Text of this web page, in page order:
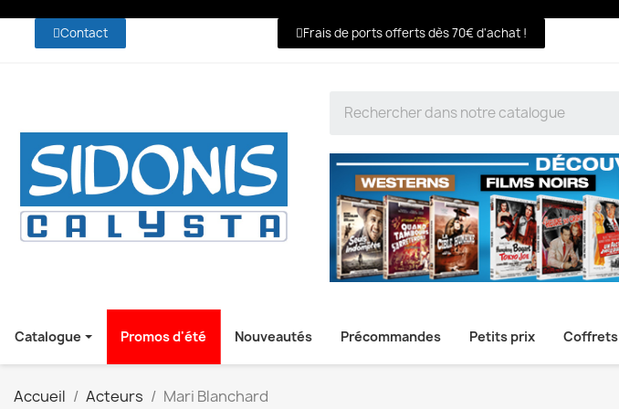
Contact Frais de ports offerts dès 70€ d'achat !
Catalogue Promos d'été Nouveautés Précommandes Petits prix Coffrets
Accueil Acteurs Mari Blanchard